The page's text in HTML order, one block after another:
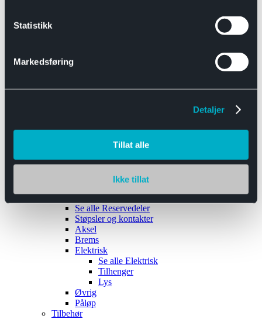
Statistikk
Markedsføring
Detaljer
Tillat alle
Ikke tillat
Båthengere
Reservedeler
Se alle Reservedeler
Støpsler og kontakter
Aksel
Brems
Elektrisk
Se alle Elektrisk
Tilhenger
Lys
Øvrig
Påløp
Tilbehør